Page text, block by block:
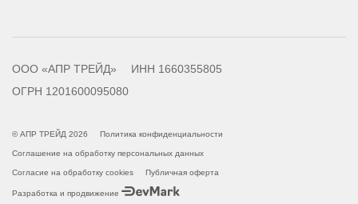
ООО «АПР ТРЕЙД»
ИНН 1660355805
ОГРН 1201600095080
© АПР ТРЕЙД 2026 Политика конфиденциальности
Соглашение на обработку персональных данных
Согласие на обработку cookies Публичная оферта
Разработка и продвижение